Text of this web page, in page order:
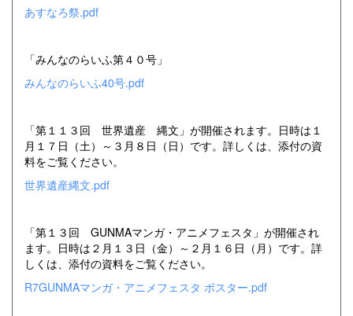
あすなろ祭.pdf
「みんなのらいふ第４０号」
みんなのらいふ40号.pdf
「第１１３回 世界遺産 縄文」が開催されます。日時は１
月１７日（土）～３月８日（日）です。詳しくは、添付の資
料をご覧ください。
世界遺産縄文.pdf
「第１３回 GUNMAマンガ・アニメフェスタ」が開催され
ます。日時は２月１３日（金）～２月１６日（月）です。詳
しくは、添付の資料をご覧ください。
R7GUNMAマンガ・アニメフェスタ ポスター.pdf